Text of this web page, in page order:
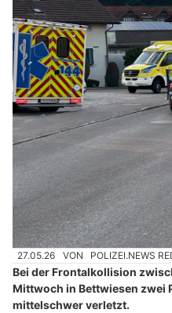
27.05.26 VON POLIZEI.NEWS
Bei der Frontalkollision
Mittwoch in Bettwiesen zwei
mittelschwer verletzt.